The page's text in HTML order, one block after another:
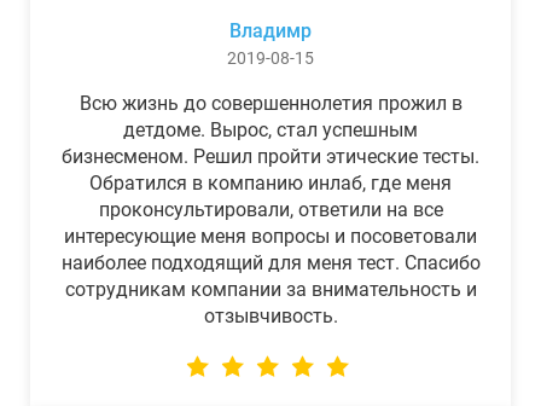
Владимр
2019-08-15
Всю жизнь до совершеннолетия прожил в
детдоме. Вырос, стал успешным
бизнесменом. Решил пройти этические тесты.
Обратился в компанию инлаб, где меня
проконсультировали, ответили на все
интересующие меня вопросы и посоветовали
наиболее подходящий для меня тест. Спасибо
сотрудникам компании за внимательность и
отзывчивость.